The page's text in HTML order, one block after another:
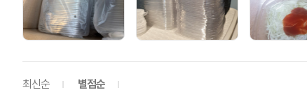
최신순 별점순